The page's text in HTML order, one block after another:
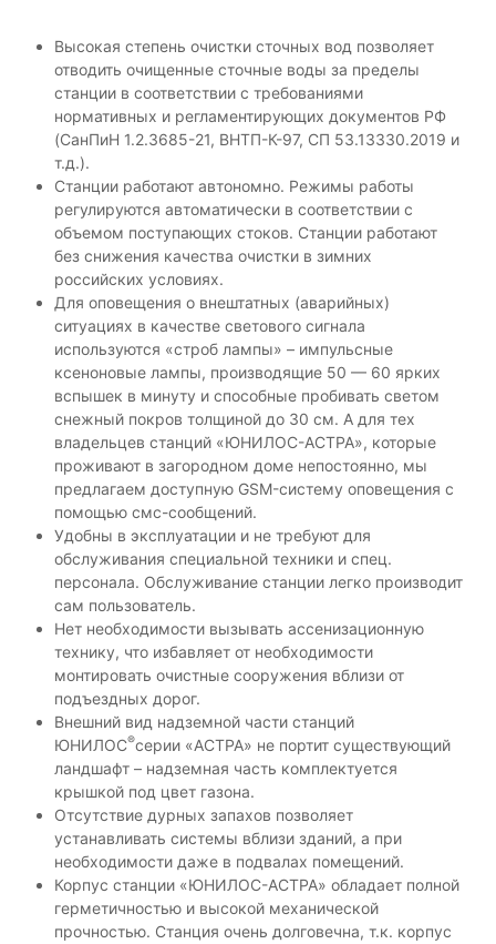
м
а
.
л
и
з
ц
и
Ю
Н
И
О
®
.
А
в
т
о
н
о
м
н
я
к
а
н
л
и
а
и
я
д
д
о
м
а
и
к
Высокая степень очистки сточных вод позволяет
отводить очищенные сточные воды за пределы
станции в соответствии с требованиями
нормативных и регламентирующих документов РФ
(СанПиН 1.2.3685-21, ВНТП-К-97, СП 53.13330.2019 и
т.д.).
Станции работают автономно. Режимы работы
регулируются автоматически в соответствии с
объемом поступающих стоков. Станции работают
без снижения качества очистки в зимних
российских условиях.
Для оповещения о внештатных (аварийных)
ситуациях в качестве светового сигнала
используются «строб лампы» – импульсные
ксеноновые лампы, производящие 50 — 60 ярких
вспышек в минуту и способные пробивать светом
снежный покров толщиной до 30 см. А для тех
владельцев станций «ЮНИЛОС-АСТРА», которые
проживают в загородном доме непостоянно, мы
предлагаем доступную GSM-систему оповещения с
помощью смс-сообщений.
Удобны в эксплуатации и не требуют для
обслуживания специальной техники и спец.
персонала. Обслуживание станции легко производит
сам пользователь.
Нет необходимости вызывать ассенизационную
технику, что избавляет от необходимости
монтировать очистные сооружения вблизи от
подъездных дорог.
Внешний вид надземной части станций
ЮНИЛОС®серии «АСТРА» не портит существующий
ландшафт – надземная часть комплектуется
крышкой под цвет газона.
Отсутствие дурных запахов позволяет
устанавливать системы вблизи зданий, а при
необходимости даже в подвалах помещений.
Корпус станции «ЮНИЛОС-АСТРА» обладает полной
герметичностью и высокой механической
прочностью. Станция очень долговечна, т.к. корпус